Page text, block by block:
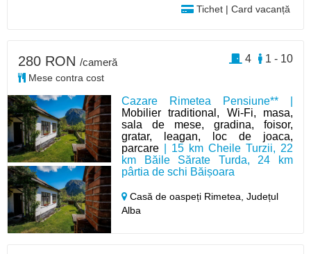
Tichet | Card vacanță
Cazare Rimetea Pensiune** |
Mobilier traditional, Wi-Fi, masa,
sala de mese, gradina, foisor,
gratar, leagan, loc de joaca,
parcare | 15 km Cheile Turzii, 22
km Băile Sărate Turda, 24 km
pârtia de schi Băișoara
Casă de oaspeți Rimetea,Județul
Alba
280 RON /cameră
Mese contra cost
1 - 10
4